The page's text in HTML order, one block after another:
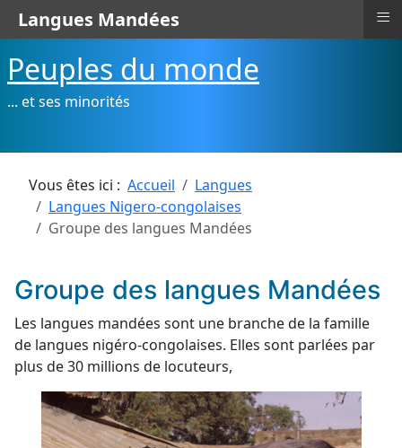
Peuples du monde
... et ses minorités
Vous êtes ici : Accueil
Langues
Langues Nigero-congolaises
Groupe des langues Mandées
Groupe des langues Mandées
Les langues mandées sont une branche de la famille
de langues nigéro-congolaises. Elles sont parlées par
plus de 30 millions de locuteurs,
Langues Mandées ≡